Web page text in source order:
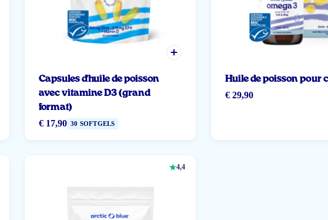
Capsules d'huile de poisson
avec vitamine D3 (grand
format)
€ 17,90 30 SOFTGELS
Huile de poisson pour
€ 29,90
4,4